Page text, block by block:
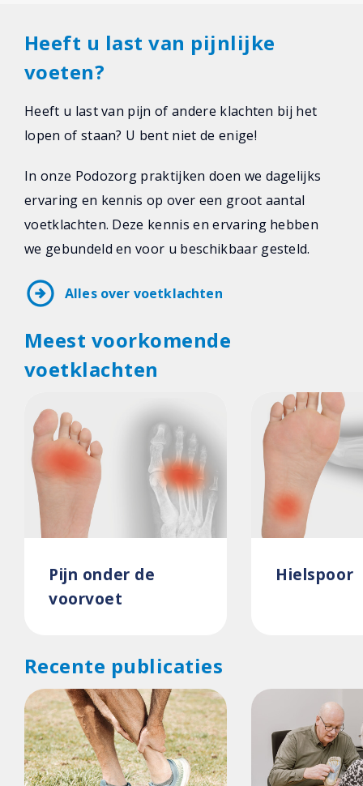
Heeft u last van pijnlijke
voeten?
Heeft u last van pijn of andere klachten bij het
lopen of staan? U bent niet de enige!
In onze Podozorg praktijken doen we dagelijks
ervaring en kennis op over een groot aantal
voetklachten. Deze kennis en ervaring hebben
we gebundeld en voor u beschikbaar gesteld.
arrow_circle_right Alles over voetklachten
Meest voorkomende
voetklachten
Pijn onder de
voorvoet
Hielspoor
Recente publicaties